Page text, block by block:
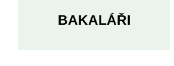
BAKALÁŘI